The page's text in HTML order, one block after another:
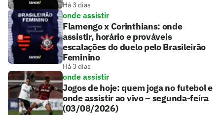
Há 3 dias
onde assistir
Flamengo x Corinthians: onde
assistir, horário e prováveis
escalações do duelo pelo Brasileirão
Feminino
Há 3 dias
onde assistir
Jogos de hoje: quem joga no futebol e
onde assistir ao vivo – segunda-feira
(03/08/2026)